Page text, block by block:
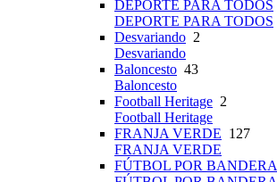
DEPORTE PARA TODOS
DEPORTE PARA TODOS
Desvariando 2
Desvariando
Baloncesto 43
Baloncesto
Football Heritage 2
Football Heritage
FRANJA VERDE 127
FRANJA VERDE
FÚTBOL POR BANDERA